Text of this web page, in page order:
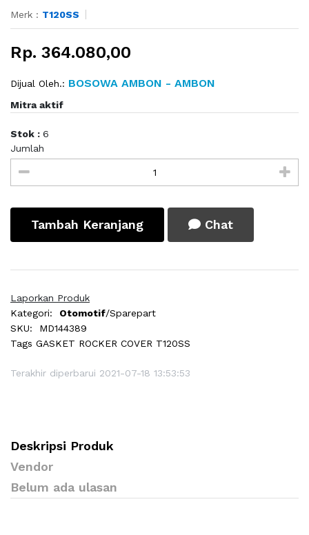
Merk : T120SS
Rp. 364.080,00
Dijual Oleh.: BOSOWA AMBON - AMBON
Mitra aktif
Stok : 6
Jumlah
Tambah Keranjang Chat
Laporkan Produk
Kategori:
Otomotif/Sparepart
SKU:
MD144389
Tags GASKET ROCKER COVER T120SS
Terakhir diperbarui 2021-07-18 13:53:53
Deskripsi Produk
Vendor
Belum ada ulasan